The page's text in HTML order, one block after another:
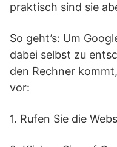
praktisch sind sie
So geht’s: Um
dabei selbst zu
den Rechner
vor:
1. Rufen Sie die